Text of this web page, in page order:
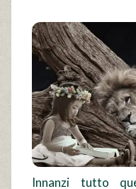
Innanzi tutto